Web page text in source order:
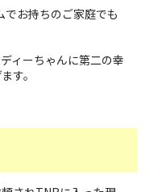
でお持ちのご家庭でも
ィーちゃんに第二の幸
す。